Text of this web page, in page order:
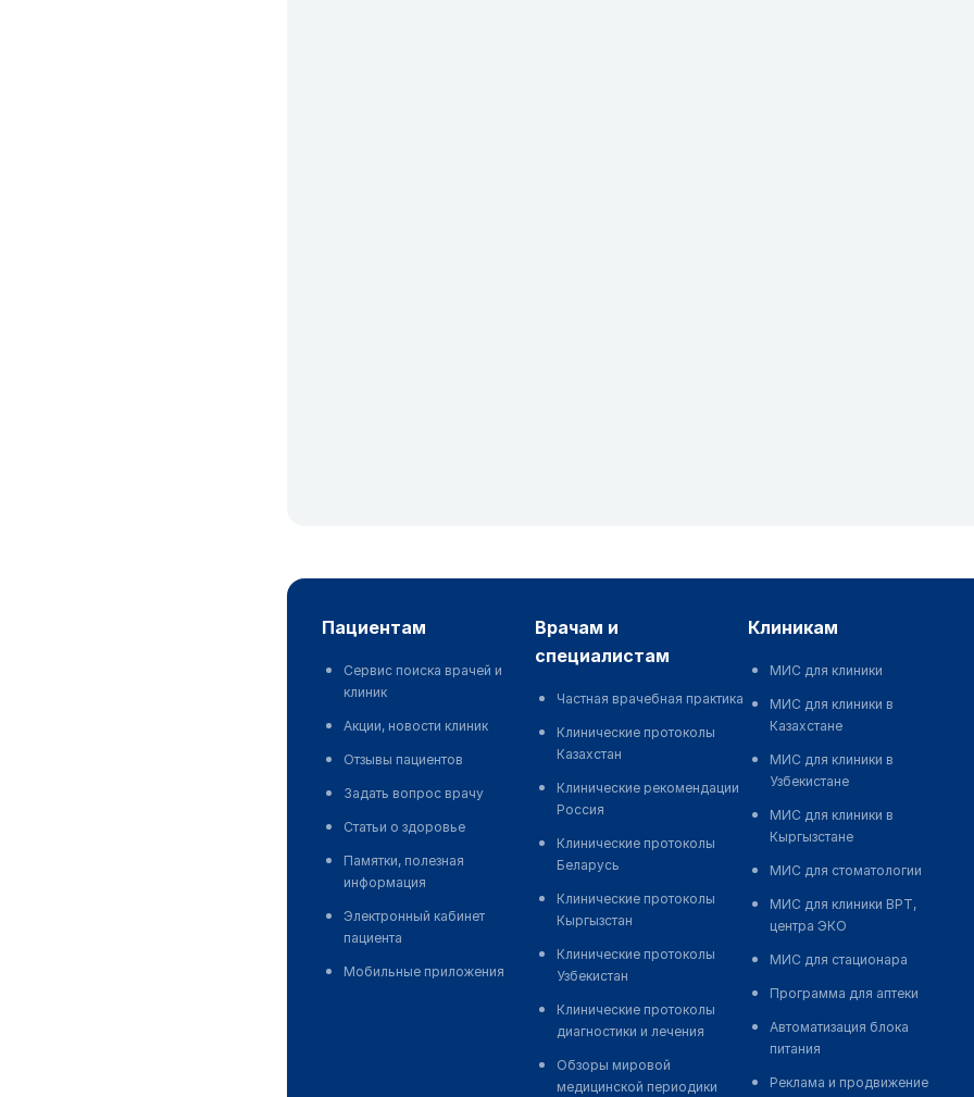
пациентам
Сервис поиска врачей и
клиник
Акции, новости клиник
Отзывы пациентов
Задать вопрос врачу
Статьи о здоровье
Памятки, полезная
информация
Электронный кабинет
пациента
Мобильные приложения
врачам и
специалистам
Частная врачебная практика
Клинические протоколы
Казахстан
Клинические рекомендации
Россия
Клинические протоколы
Беларусь
Клинические протоколы
Кыргызстан
Клинические протоколы
Узбекистан
Клинические протоколы
диагностики и лечения
Обзоры мировой
медицинской периодики
клиникам
МИС для клиники
МИС для клиники в
Казахстане
МИС для клиники в
Узбекистане
МИС для клиники в
Кыргызстане
МИС для стоматологии
МИС для клиники ВРТ,
центра ЭКО
МИС для стационара
Программа для аптеки
Автоматизация блока
питания
Реклама и продвижение